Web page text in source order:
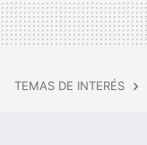
TEMAS DE INTERÉS